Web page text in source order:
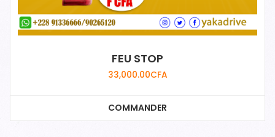
FEU STOP
33,000.00CFA
COMMANDER